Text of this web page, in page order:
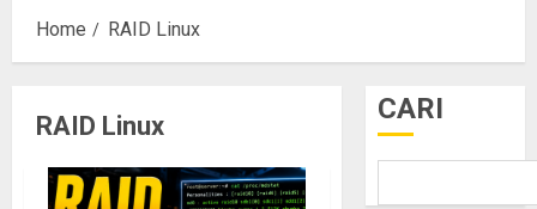
Home RAID Linux
RAID Linux
CARI